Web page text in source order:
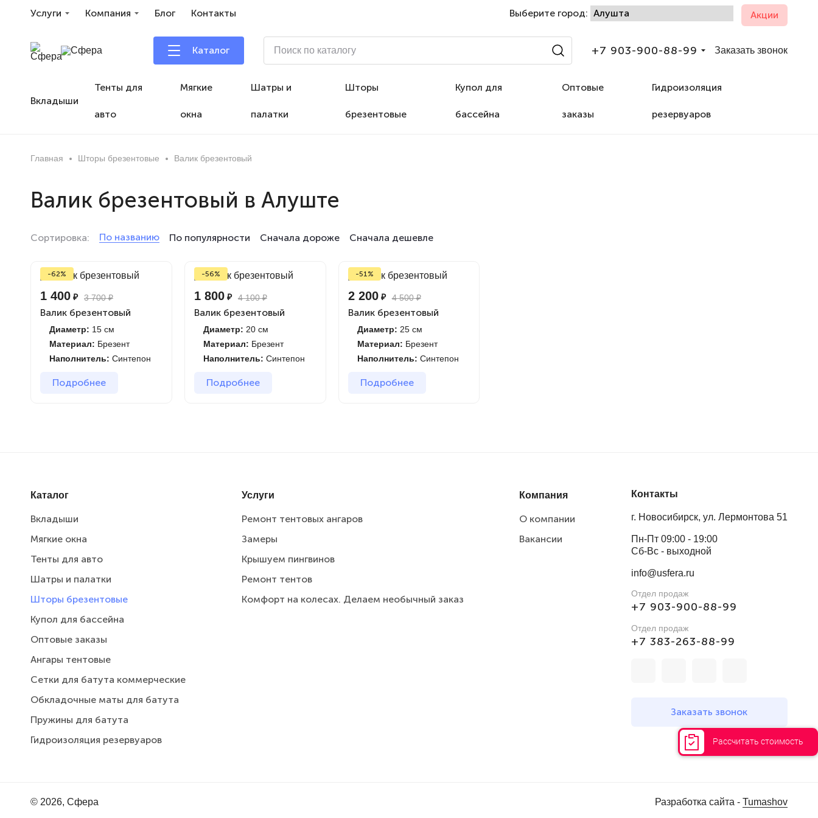
Услуги Компания Блог Контакты Выберите город: Акции
Каталог +7 903-900-88-99 Заказать звонок
Вкладыши
Тенты для
авто
Мягкие
окна
Шатры и
палатки
Шторы
брезентовые
Купол для
бассейна
Оптовые
заказы
Гидроизоляция
резервуаров
Главная Шторы брезентовые Валик брезентовый
Валик брезентовый в Алуште
Сортировка: По названию По популярности Сначала дороже Сначала дешевле
-62%
1 400 ₽ 3 700₽
Валик брезентовый
Диаметр: 15 см
Материал: Брезент
Наполнитель: Синтепон
Подробнее
-56%
1 800₽ 4 100₽
Валик брезентовый
Диаметр: 20 см
Материал: Брезент
Наполнитель: Синтепон
Подробнее
-51%
2 200₽ 4 500₽
Валик брезентовый
Диаметр: 25 см
Материал: Брезент
Наполнитель: Синтепон
Подробнее
Каталог
Вкладыши
Мягкие окна
Тенты для авто
Шатры и палатки
Шторы брезентовые
Купол для бассейна
Оптовые заказы
Ангары тентовые
Сетки для батута коммерческие
Обкладочные маты для батута
Пружины для батута
Гидроизоляция резервуаров
Услуги
Ремонт тентовых ангаров
Замеры
Крышуем пингвинов
Ремонт тентов
Комфорт на колесах. Делаем необычный заказ
Компания
О компании
Вакансии
Контакты
г. Новосибирск, ул. Лермонтова 51
Пн-Пт 09:00 - 19:00
Сб-Вс - выходной
info@usfera.ru
Отдел продаж
+7 903-900-88-99
Отдел продаж
+7 383-263-88-99
Заказать звонок
© 2026, Сфера Разработка сайта - Tumashov
Рассчитать стоимость